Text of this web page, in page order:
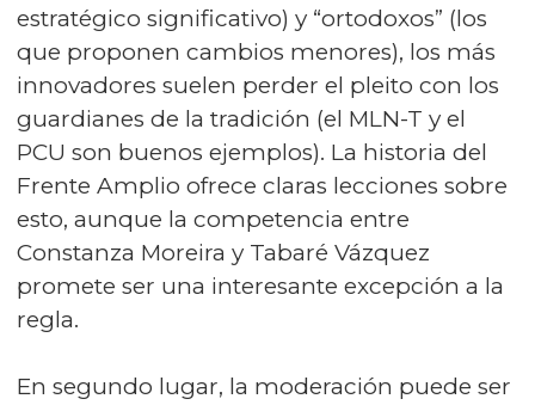
estratégico significativo) y “ortodoxos” (los
que proponen cambios menores), los más
innovadores suelen perder el pleito con los
guardianes de la tradición (el MLN-T y el
PCU son buenos ejemplos). La historia del
Frente Amplio ofrece claras lecciones sobre
esto, aunque la competencia entre
Constanza Moreira y Tabaré Vázquez
promete ser una interesante excepción a la
regla.
En segundo lugar, la moderación puede ser